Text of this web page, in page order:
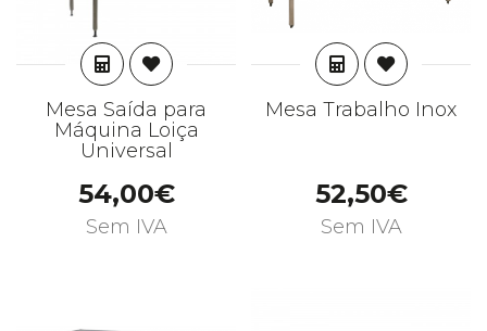
ADICIONAR
Mesa Saída para
Máquina Loiça
Universal
54,00€
Sem IVA
ADICIONAR
Mesa Trabalho Inox
52,50€
Sem IVA